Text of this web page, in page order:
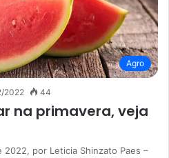
Agro
2022 44
na primavera, veja
2022, por Leticia Shinzato Paes –